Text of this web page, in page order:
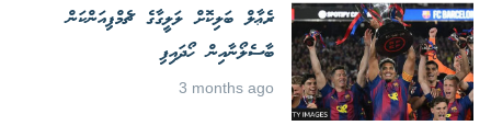
ރެޢާލް ބަލިކޮށް ލަލީގާގެ ޗެމްޕިއަންކަން
ބާސެލޯނާއިން ހޯދައިފި
3 months ago